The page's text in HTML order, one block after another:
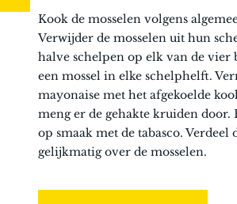
Kook de mosselen volgens
Verwijder de mosselen uit hun
halve schelpen op elk van de vier
een mossel in elke schelphelft.
mayonaise met het afgekoelde
meng er de gehakte kruiden door.
op smaak met de tabasco. Verdeel
gelijkmatig over de mosselen.